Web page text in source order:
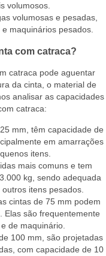
volumosos.
volumosas e pesadas,
maquinários pesados.
com catraca?
catraca pode aguentar
da cinta, o material de
analisar as capacidades
catraca:
mm, têm capacidade de
em amarrações
itens.
mais comuns e tem
kg, sendo adequada
itens pesados.
cintas de 75 mm podem
Elas são frequentemente
de maquinário.
100 mm, são projetadas
com capacidade de 10